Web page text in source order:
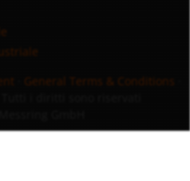
General Terms & Conditions